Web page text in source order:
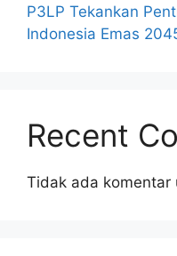
P3LP Tekankan
Indonesia Emas
Recent
Tidak ada komentar